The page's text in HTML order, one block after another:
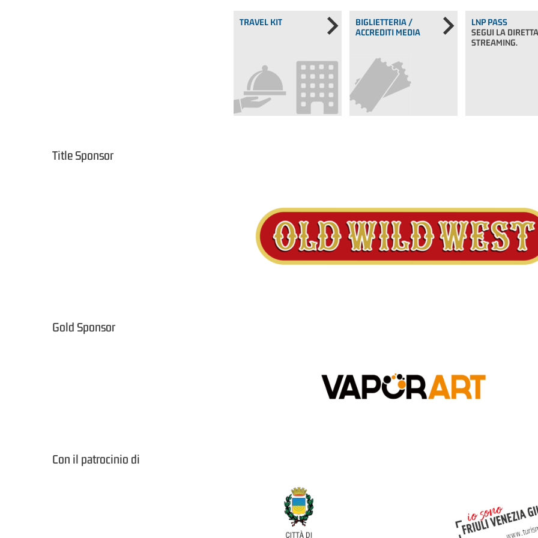
TRAVEL KIT
BIGLIETTERIA /
ACCREDITI MEDIA
LNP PASS
SEGUI LA DIRETTA
STREAMING.
Title Sponsor
Gold Sponsor
Con il patrocinio di